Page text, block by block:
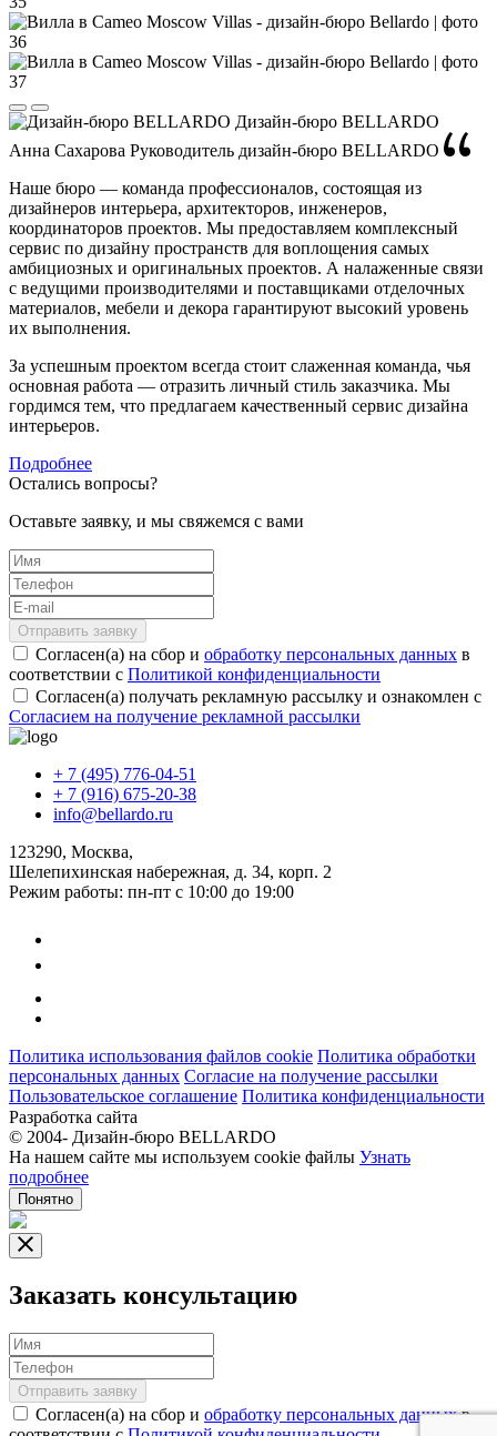
Дизайн-бюро BELLARDO
Анна Сахарова Руководитель дизайн-бюро BELLARDO
Наше бюро — команда профессионалов, состоящая из
дизайнеров интерьера, архитекторов, инженеров,
координаторов проектов. Мы предоставляем комплексный
сервис по дизайну пространств для воплощения самых
амбициозных и оригинальных проектов. А налаженные связи
с ведущими производителями и поставщиками отделочных
материалов, мебели и декора гарантируют высокий уровень
их выполнения.
За успешным проектом всегда стоит слаженная команда, чья
основная работа — отразить личный стиль заказчика. Мы
гордимся тем, что предлагаем качественный сервис дизайна
интерьеров.
Подробнее
Остались вопросы?
Оставьте заявку, и мы свяжемся с вами
Отправить заявку
Согласен(а) на сбор и обработку персональных данных в
соответствии с Политикой конфиденциальности
Согласен(а) получать рекламную рассылку и ознакомлен с
Согласием на получение рекламной рассылки
+ 7 (495) 776-04-51
+ 7 (916) 675-20-38
info@bellardo.ru
123290, Москва,
Шелепихинская набережная, д. 34, корп. 2
Режим работы: пн-пт с 10:00 до 19:00
Политика использования файлов cookie Политика обработки
персональных данных Согласие на получение рассылки
Пользовательское соглашение Политика конфиденциальности
Разработка сайта
© 2004- Дизайн-бюро BELLARDO
На нашем сайте мы используем cookie файлы Узнать
подробнее
Понятно
Заказать консультацию
Отправить заявку
Согласен(а) на сбор и обработку персональных данныхв